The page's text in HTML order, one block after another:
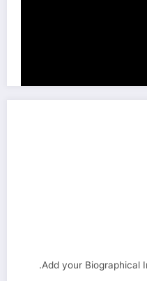
Add your Biographical